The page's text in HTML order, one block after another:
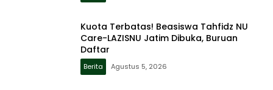
Kuota Terbatas! Beasiswa Tahfidz NU
Care-LAZISNU Jatim Dibuka, Buruan
Daftar
Berita Agustus 5, 2026